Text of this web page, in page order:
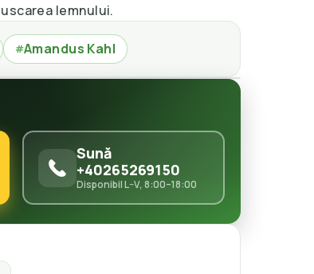
lemnului.
#Amandus Kahl
Sună
+40265269150
Disponibil L–V, 8:00–18:00